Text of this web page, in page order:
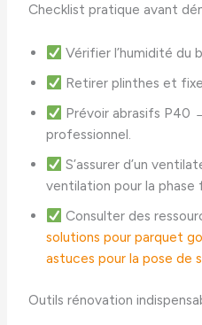
Checklist pratique avant
Vérifier l’humidité du
Retirer plinthes et
Prévoir abrasifs P40
professionnel.
S’assurer d’un
ventilation pour la phase
Consulter des
solutions pour parquet
astuces pour la pose de
Outils rénovation